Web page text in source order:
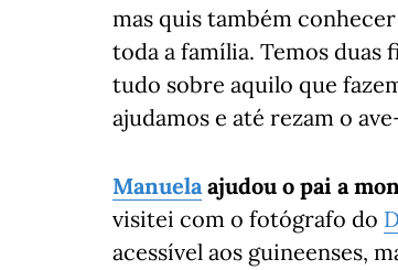
mas quis também
toda a família. Temos duas
tudo sobre aquilo que
ajudamos e até rezam o
Manuelaajudou o pai a
visitei com o fotógrafo do
acessível aos guineenses,